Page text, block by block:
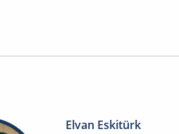
Elvan Eskitürk